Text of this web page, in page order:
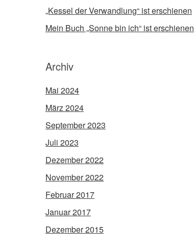
„Kessel der Verwandlung“ ist erschienen
Mein Buch „Sonne bin ich“ ist erschienen
Archiv
Mai 2024
März 2024
September 2023
Juli 2023
Dezember 2022
November 2022
Februar 2017
Januar 2017
Dezember 2015